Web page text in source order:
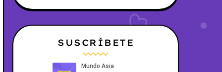
SUSCRÍBETE